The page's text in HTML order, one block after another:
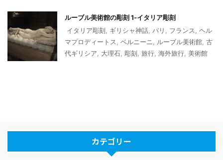
ルーブル美術館の彫刻 1‐イタリア彫刻
イタリア彫刻
ギリシャ神話 パリ フランス
ヘル
マプロディートス
ベルニーニ ルーブル美術館 古
代ギリシア
大理石 彫刻 旅行 海外旅行 美術館
カテゴリー